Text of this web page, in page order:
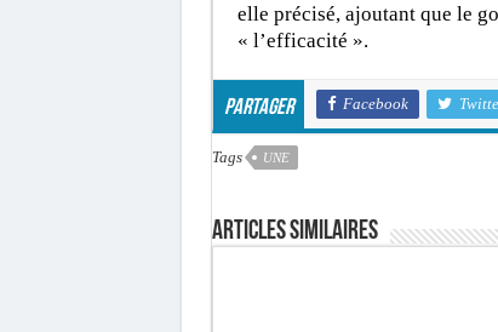
elle précisé, ajoutant que le
« l’efficacité ».
Partager Facebook
Tags UNE
Articles similaires